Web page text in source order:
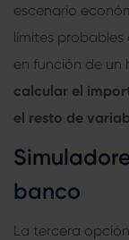
escenario
límites probables
en función de un
calcular el
el resto de
banco
La tercera